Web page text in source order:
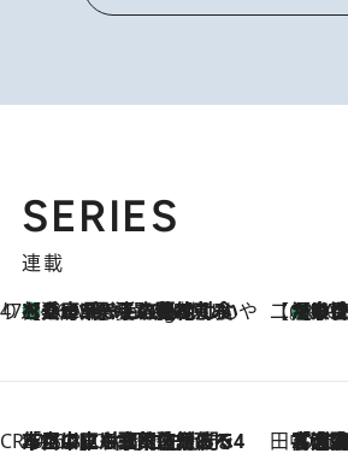
SERIES
連載
47都道府県の手みやげ ひんやりスイーツで夏を満喫
46 Minutes Ago
【兵庫県】この夏絶対食べたい 冷やしておいしいおやつ3選 淡路島の恵みをジェラートに集約 【CREA×星野リ
【トンボの足水浴】ヒノキ
CREA'S CHOICE
2026.8.7
「立川にも歌舞伎があるんだよ」 片岡仁左衛門・市川中車ら豪華座組みで4年目の立川立飛歌舞伎へ 田中稲
「湘南乃風に憧れて」観客大盛上がりの“タオル回し”に、ラ